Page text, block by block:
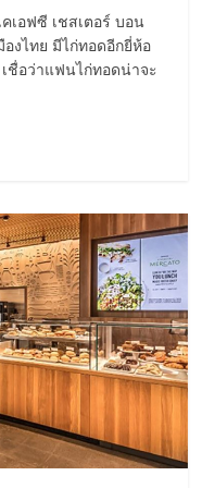
เอฟซี เชสเตอร์ บอน
งไทย มีไก่ทอดอีกยี่ห้อ
ชื่อว่าแฟนไก่ทอดน่าจะ